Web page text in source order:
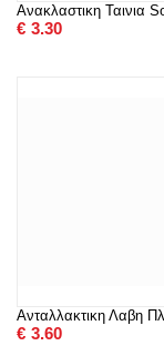
Ανακλαστικη Ταινια
€ 3.30
Ανταλλακτικη Λαβη
€ 3.60